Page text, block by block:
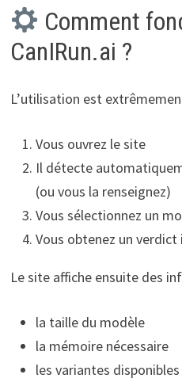
Comment
CanIRun.ai ?
L’utilisation est
Vous ouvrez le site
Il détecte
(ou vous la renseignez)
Vous sélectionnez un
Vous obtenez un
Le site affiche ensuite des
la taille du modèle
la mémoire nécessaire
les variantes disponibles